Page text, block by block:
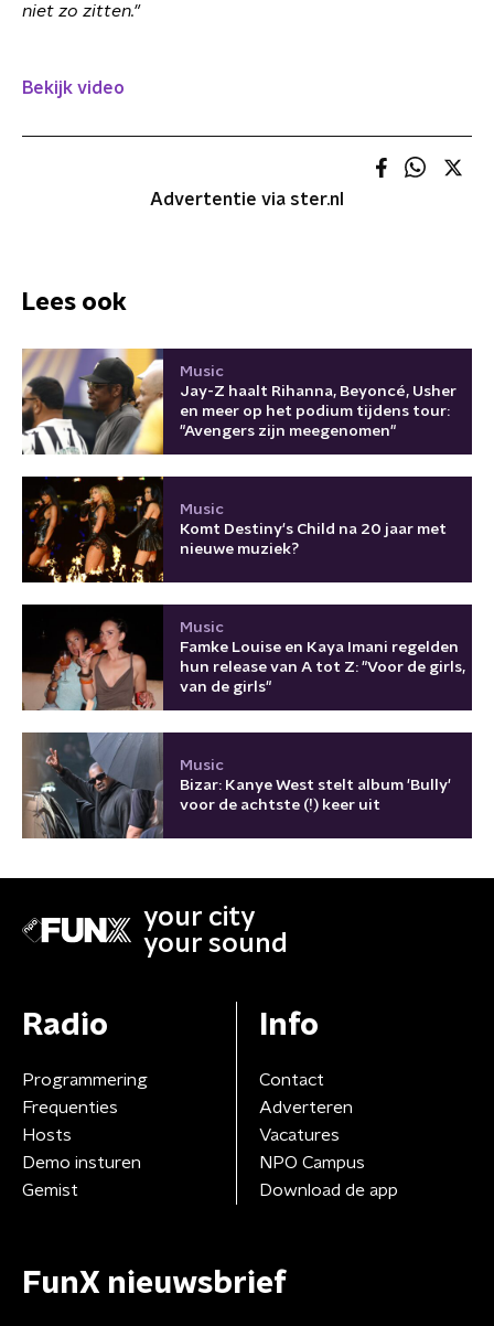
niet zo zitten."
Bekijk video
Advertentie via ster.nl
Lees ook
Music
Jay-Z haalt Rihanna, Beyoncé, Usher
en meer op het podium tijdens tour:
"Avengers zijn meegenomen"
Music
Komt Destiny's Child na 20 jaar met
nieuwe muziek?
Music
Famke Louise en Kaya Imani regelden
hun release van A tot Z: "Voor de girls,
van de girls"
Music
Bizar: Kanye West stelt album 'Bully'
voor de achtste (!) keer uit
your city
your sound
Radio
Programmering
Frequenties
Hosts
Demo insturen
Gemist
Info
Contact
Adverteren
Vacatures
NPO Campus
Download de app
FunX nieuwsbrief